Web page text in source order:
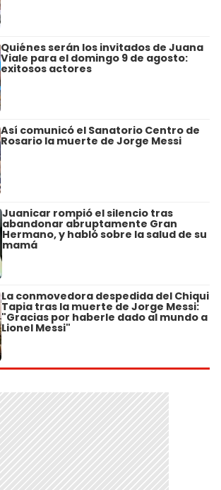
Quiénes serán los invitados de Juana
Viale para el domingo 9 de agosto:
exitosos actores
Así comunicó el Sanatorio Centro de
Rosario la muerte de Jorge Messi
Juanicar rompió el silencio tras
abandonar abruptamente Gran
Hermano, y habló sobre la salud de su
mamá
La conmovedora despedida del Chiqui
Tapia tras la muerte de Jorge Messi:
"Gracias por haberle dado al mundo a
Lionel Messi"